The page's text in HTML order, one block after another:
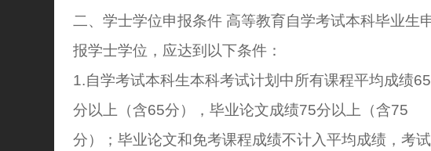
二、学士学位申报条件 高等教育自学考试本科毕业生
报学士学位，应达到以下条件：
1.自学考试本科生本科考试计划中所有课程平均成绩65
分以上（含65分），毕业论文成绩75分以上（含75
分）；毕业论文和免考课程成绩不计入平均成绩，考试